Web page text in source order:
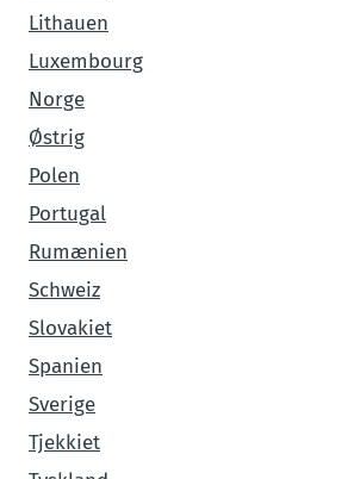
Lithauen
Luxembourg
Norge
Østrig
Polen
Portugal
Rumænien
Schweiz
Slovakiet
Spanien
Sverige
Tjekkiet